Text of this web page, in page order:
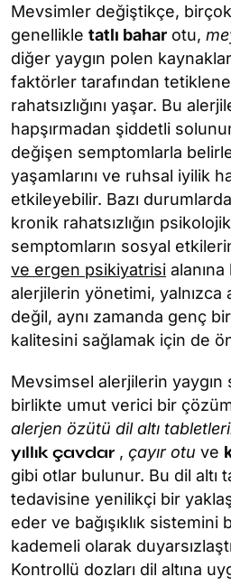
Mevsimler değiştikçe,
genellikle tatlı bahar otu,
diğer yaygın polen
faktörler tarafından
rahatsızlığını yaşar. Bu
hapşırmadan şiddetli
değişen semptomlarla
yaşamlarını ve ruhsal iyilik
etkileyebilir. Bazı
kronik rahatsızlığın
semptomların sosyal
ve ergen psikiyatrisi
alerjilerin yönetimi, yalnızca
değil, aynı zamanda genç
kalitesini sağlamak için de
Mevsimsel alerjilerin yaygın
birlikte umut verici bir
alerjen özütü dil altı
yıllık çavdar , çayır otu ve
gibi otlar bulunur. Bu dil altı
tedavisine yenilikçi bir
eder ve bağışıklık sistemini
kademeli olarak
Kontrollü dozları dil altına